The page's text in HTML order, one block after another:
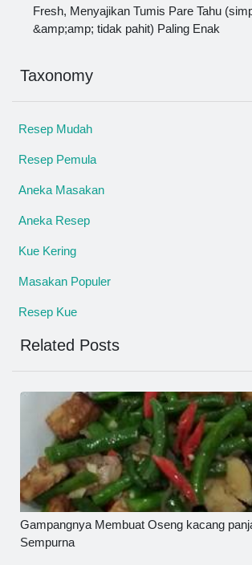
Fresh, Menyajikan Tumis Pare Tahu
&amp;amp; tidak pahit) Paling Enak
Taxonomy
Resep Mudah
Resep Pemula
Aneka Masakan
Aneka Resep
Kue Kering
Masakan Populer
Resep Kue
Related Posts
Gampangnya Membuat Oseng kacang
Sempurna